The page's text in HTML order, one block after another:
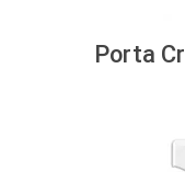
Porta